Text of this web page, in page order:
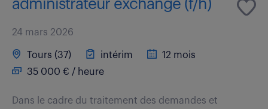
administrateur exchange (f/h)
24 mars 2026
Tours (37) intérim
12 mois
35 000 € / heure
Dans le cadre du traitement des demandes et